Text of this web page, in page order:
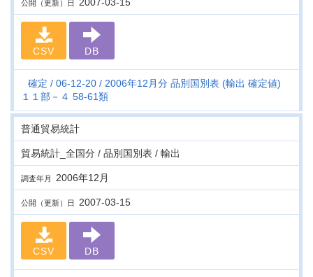
公開（更新）日 2007-03-15
CSV DB
確定 06-12-20
2006年12月分 品別国別表 (輸出 確定値)
１１部－４ 58-61類
普通貿易統計
貿易統計_全国分 / 品別国別表 / 輸出
調査年月 2006年12月
公開（更新）日 2007-03-15
CSV DB